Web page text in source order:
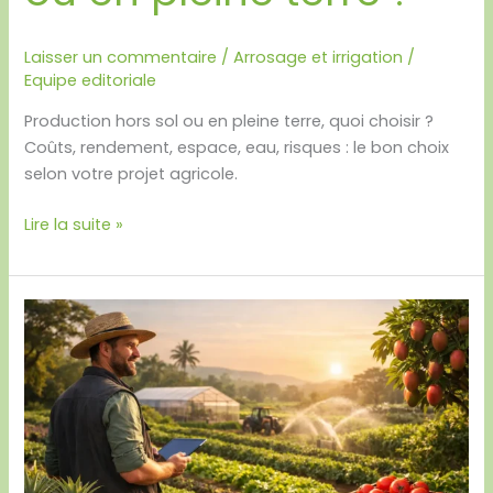
Laisser un commentaire /Arrosage et irrigation /
Equipe editoriale
Production hors sol ou en pleine terre, quoi choisir ?
Coûts, rendement, espace, eau, risques : le bon choix
selon votre projet agricole.
Lire la suite »
Comment
démarrer
un
business
agricole
rentable